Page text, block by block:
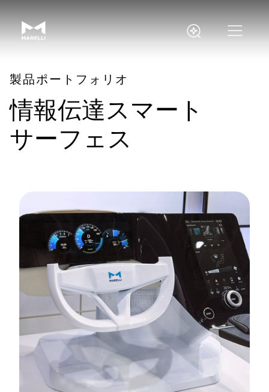
製品ポートフォリオ
情報伝達スマート
サーフェス